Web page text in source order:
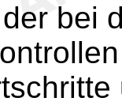
bei